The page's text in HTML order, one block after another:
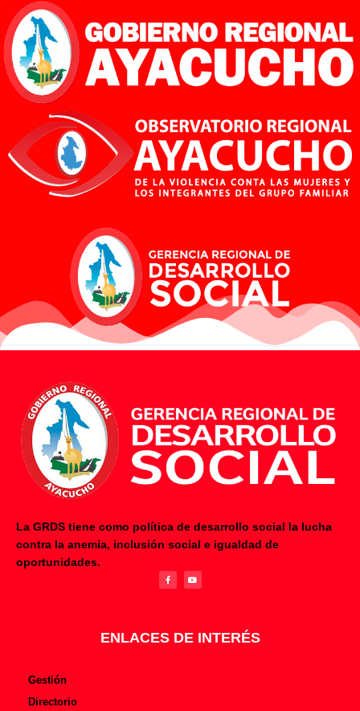
La GRDS tiene como política de desarrollo social la lucha
contra la anemia, inclusión social e igualdad de
oportunidades.
c
e
b
u
t
u
ENLACES DE INTERÉS
Gestión
Directorio